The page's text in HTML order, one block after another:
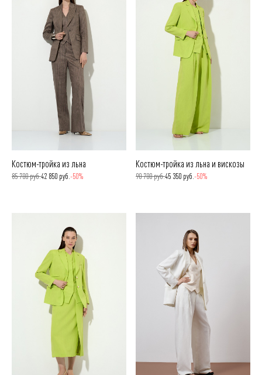
Костюм-тройка из льна
85 700 руб.42 850 руб. -50%
Костюм-тройка из льна и вискозы
90 700 руб.45 350 руб. -50%